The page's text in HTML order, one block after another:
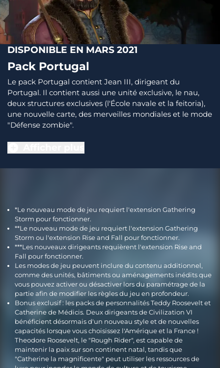
DISPONIBLE EN MARS 2021
Pack Portugal
Le pack Portugal contient Jean III, dirigeant du
Portugal. Il contient aussi une unité exclusive, le nau,
deux structures exclusives (l'École navale et la feitoria),
une nouvelle carte, des merveilles mondiales et le mode
"Défense zombie".
*Le nouveau mode de jeu requiert l'extension Gathering
Storm pour fonctionner.
**Le nouveau mode de jeu requiert l'extension Gathering
Storm ou l'extension Rise and Fall pour fonctionner.
***Les nouveaux dirigeants requièrent l'extension Rise and
Fall pour fonctionner.
Les modes de jeu peuvent inclure du contenu additionnel,
comme des unités, bâtiments ou aménagements inédits que
vous pouvez activer ou désactiver lors du paramétrage de la
partie afin de modifier les règles du jeu en profondeur.
Bonus exclusif : les packs de personnalités Teddy Roosevelt et
Catherine de Médicis. Deux dirigeants de Civilization VI
bénéficient désormais d'un nouveau style et de nouvelles
capacités lorsque vous choisissez l'Amérique et la France !
Theodore Roosevelt, le "Rough Rider", est capable de
maintenir la paix sur son continent natal, tandis que
"Catherine la magnificente" peut utiliser les ressources de